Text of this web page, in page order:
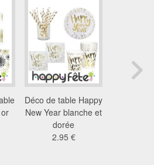
Déco de table Happy
New Year blanche et
dorée
2.95 €